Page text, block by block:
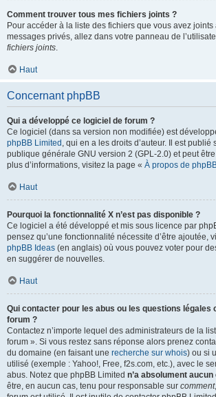
Comment trouver tous mes fichiers joints ?
Pour accéder à la liste des fichiers que vous avez
messages privés, allez dans votre panneau de
fichiers joints.
Haut
Concernant phpBB
Qui a développé ce logiciel de forum ?
Ce logiciel (dans sa version non modifiée) est
phpBB Limited , qui en a les droits d’auteur. Il est publié
publique générale GNU version 2 (GPL-2.0) et peut
plus d’informations, visitez la page « À propos de
Haut
Pourquoi la fonctionnalité X n’est pas disponible ?
Ce logiciel a été développé et mis sous licence par
pensez qu’une fonctionnalité nécessite d’être ajoutée,
phpBB Ideas (en anglais) où vous pouvez voter pour
en suggérer de nouvelles.
Haut
Qui contacter pour les abus ou les questions légales
forum ?
Contactez n’importe lequel des administrateurs de la
forum ». Si vous restez sans réponse alors prenez
du domaine (en faisant une recherche sur whois) ou si
utilisé (exemple : Yahoo!, Free, f2s.com, etc.), avec le
abus. Notez que phpBB Limited n’a absolument
être, en aucun cas, tenu pour responsable sur comment,